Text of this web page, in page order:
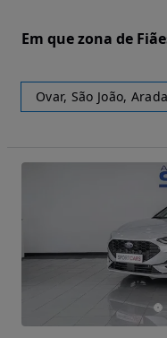
Em que zona de
Ovar, São João,